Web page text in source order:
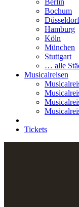
Berlin
Bochum
Düsseldorf
Hamburg
Köln
München
Stuttgart
… alle
Musicalreisen
Tickets